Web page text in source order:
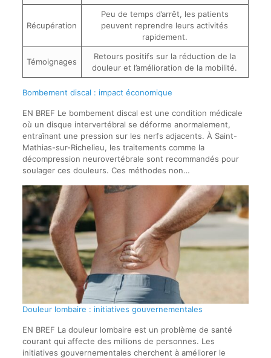
Récupération
Peu de temps d’arrêt, les patients
peuvent reprendre leurs activités
rapidement.
Témoignages
Retours positifs sur la réduction de la
douleur et l’amélioration de la mobilité.
Bombement discal : impact économique
EN BREF Le bombement discal est une condition médicale
où un disque intervertébral se déforme anormalement,
entraînant une pression sur les nerfs adjacents. À Saint-
Mathias-sur-Richelieu, les traitements comme la
décompression neurovertébrale sont recommandés pour
soulager ces douleurs. Ces méthodes non…
Douleur lombaire : initiatives gouvernementales
EN BREF La douleur lombaire est un problème de santé
courant qui affecte des millions de personnes. Les
initiatives gouvernementales cherchent à améliorer le